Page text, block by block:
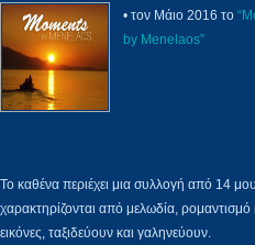
• τον Μάιο 2016 το
by Menelaos”
Το καθένα περιέχει μια συλλογή από 14
χαρακτηρίζονται από μελωδία,
εικόνες, ταξιδεύουν και γαληνεύουν.